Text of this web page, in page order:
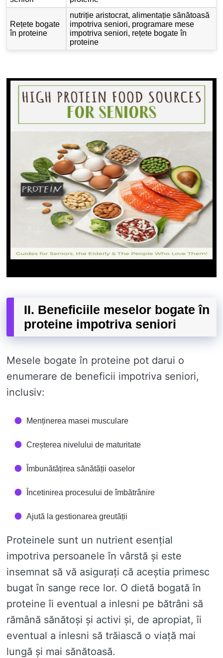
Rețete bogate
în proteine
nutriție aristocrat, alimentație sănătoasă
impotriva seniori, programare mese
impotriva seniori, rețete bogate în
proteine
II. Beneficiile meselor bogate în
proteine ​​impotriva seniori
Mesele bogate în proteine ​​pot darui o
enumerare de beneficii impotriva seniori,
inclusiv:
Menținerea masei musculare
Creșterea nivelului de maturitate
Îmbunătățirea sănătății oaselor
Încetinirea procesului de îmbătrânire
Ajută la gestionarea greutății
Proteinele sunt un nutrient esențial
impotriva persoanele în vârstă și este
insemnat să vă asigurați că aceștia primesc
bugat în sange rece lor. O dietă bogată în
proteine ​​îi eventual a inlesni pe bătrâni să
rămână sănătoși și activi și, de apropiat, îi
eventual a inlesni să trăiască o viață mai
lungă și mai sănătoasă.